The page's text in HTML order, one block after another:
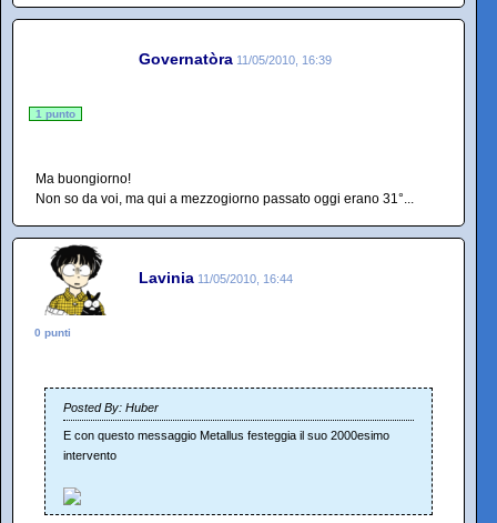
Governatòra 11/05/2010, 16:39
1 punto
Ma buongiorno!
Non so da voi, ma qui a mezzogiorno passato oggi erano 31°...
Lavinia 11/05/2010, 16:44
0 punti
Posted By: Huber
E con questo messaggio Metallus festeggia il suo 2000esimo
intervento